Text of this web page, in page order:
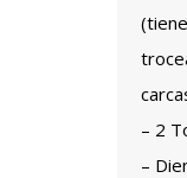
– 2
–